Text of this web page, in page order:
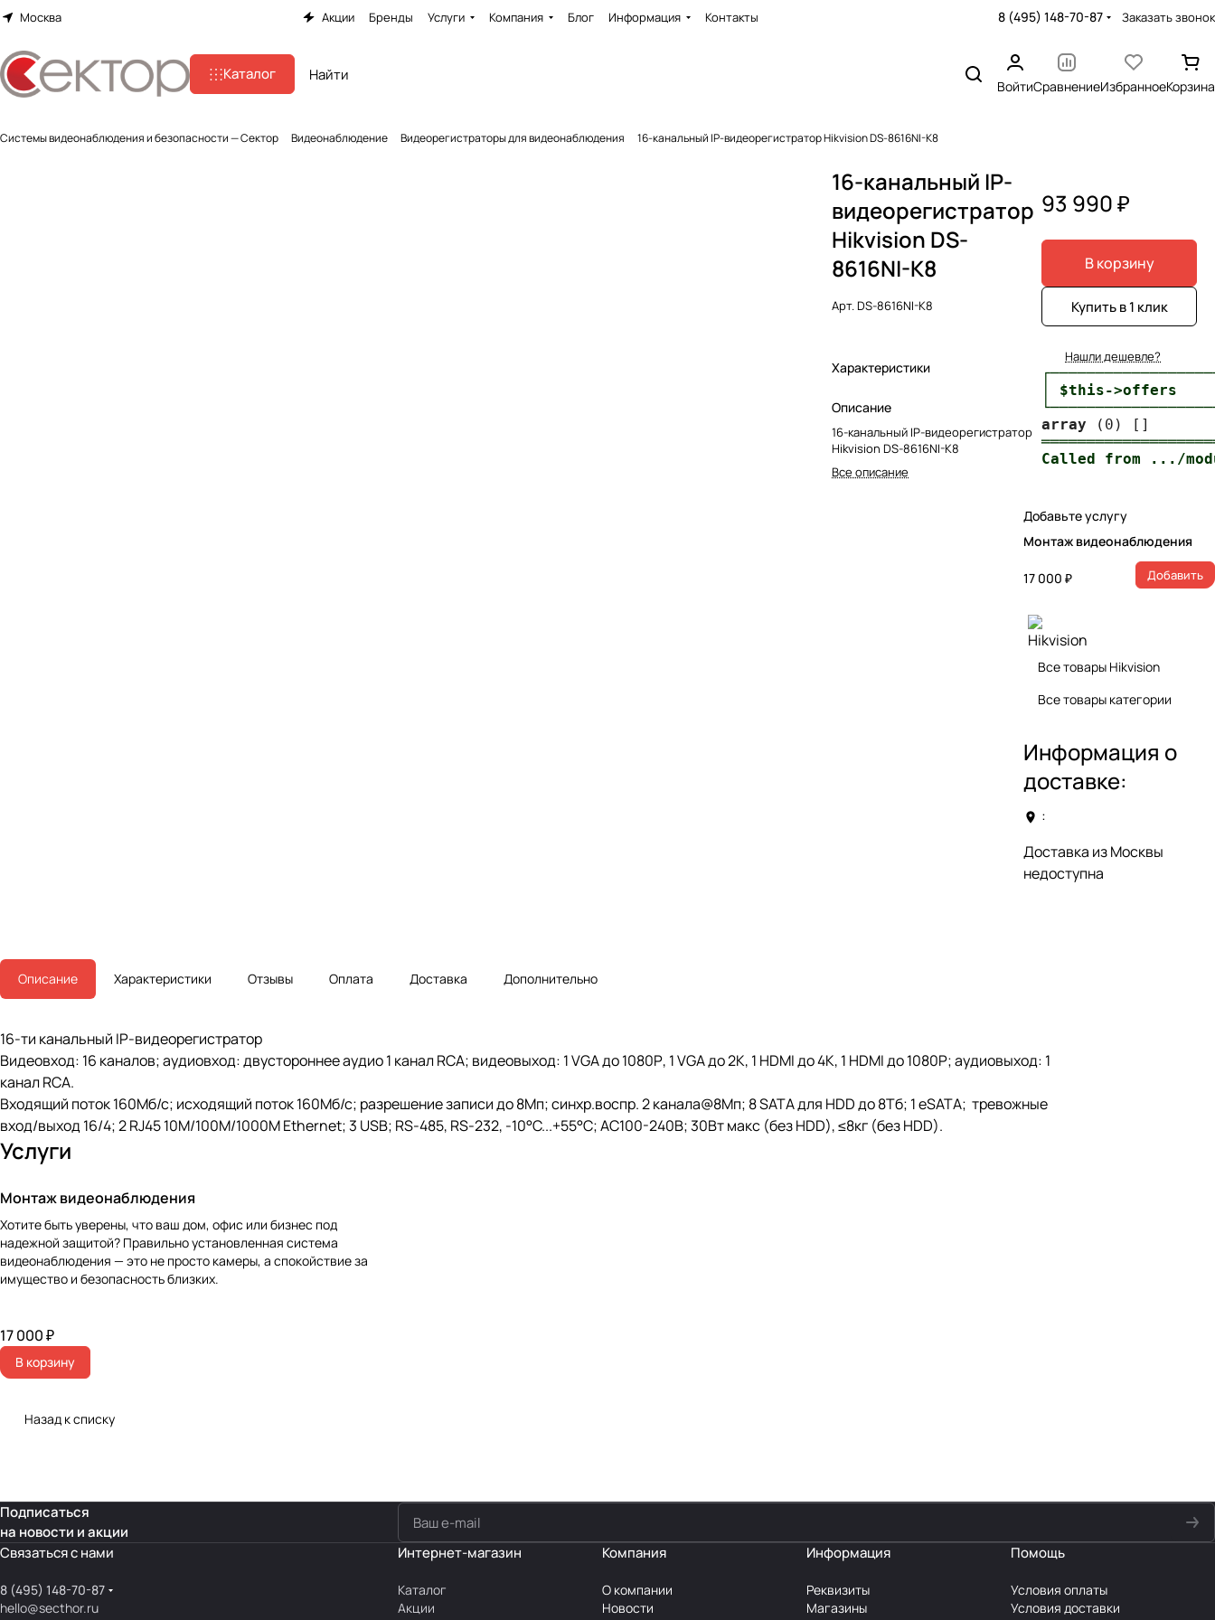
Москва Акции Бренды Услуги Компания Блог Информация Контакты 8 (495) 148-70-87 Заказать звонок
Каталог
ВойтиСравнениеИзбранноеКорзина
Системы видеонаблюдения и безопасности — Сектор Видеонаблюдение Видеорегистраторы для видеонаблюдения 16-канальный IP-видеорегистратор Hikvision DS-8616NI-K8
16-канальный IP-
видеорегистратор
Hikvision DS-
8616NI-K8
Арт.DS-8616NI-K8
Характеристики
Описание
16-канальный IP-видеорегистратор
Hikvision DS-8616NI-K8
Все описание
93 990 ₽
В корзину
Купить в 1 клик
Нашли дешевле?
│ $this-
array
Добавьте услугу
Монтаж видеонаблюдения
17 000 ₽ Добавить
Все товары Hikvision
Все товары категории
Информация о
доставке:
:
Доставка из Москвы
недоступна
Описание Характеристики Отзывы Оплата Доставка Дополнительно
16-ти канальный IP-видеорегистратор
Видеовход: 16 каналов; аудиовход: двустороннее аудио 1 канал RCA; видеовыход: 1 VGA до 1080Р, 1 VGA до 2K, 1 HDMI до 4К, 1 HDMI до 1080P; аудиовыход: 1
канал RCA.
Входящий поток 160Мб/с; исходящий поток 160Мб/с; разрешение записи до 8Мп; синхр.воспр. 2 канала@8Мп; 8 SATA для HDD до 8Тб; 1 eSATA; тревожные
вход/выход 16/4; 2 RJ45 10M/100M/1000М Ethernet; 3 USB; RS-485, RS-232, -10°C...+55°C; AC100-240В; 30Вт макс (без HDD), ≤8кг (без HDD).
Услуги
Монтаж видеонаблюдения
Хотите быть уверены, что ваш дом, офис или бизнес под
надежной защитой? Правильно установленная система
видеонаблюдения — это не просто камеры, а спокойствие за
имущество и безопасность близких.
17 000 ₽
В корзину
Назад к списку
Подписаться
на новости и акции
Связаться с нами
8 (495) 148-70-87
hello@secthor.ru
Интернет-магазин
Каталог
Акции
Компания
О компании
Новости
Информация
Реквизиты
Магазины
Помощь
Условия оплаты
Условия доставки